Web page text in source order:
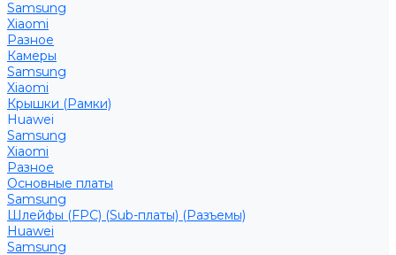
Samsung
Xiaomi
Разное
Камеры
Samsung
Xiaomi
Крышки (Рамки)
Huawei
Samsung
Xiaomi
Разное
Основные платы
Samsung
Шлейфы (FPC) (Sub-платы) (Разъемы)
Huawei
Samsung